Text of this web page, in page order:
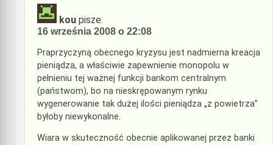
kou pisze:
16 września 2008 o 22:08
Praprzyczyną obecnego kryzysu jest nadmierna kreacja
pieniądza, a właściwie zapewnienie monopolu w
pełnieniu tej ważnej funkcji bankom centralnym
(państwom), bo na nieskrępowanym rynku
wygenerowanie tak dużej ilości pieniądza „z powietrza”
byłoby niewykonalne.
Wiara w skuteczność obecnie aplikowanej przez banki